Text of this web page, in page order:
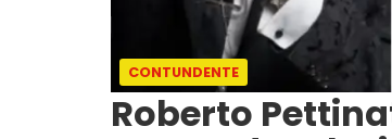
CONTUNDENTE
Roberto